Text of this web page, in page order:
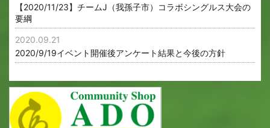
【2020/11/23】チームJ（我孫子市）コラボシングルス大会の
要綱
2020.09.21
2020/9/19イベント開催後アンケート結果と今後の方針